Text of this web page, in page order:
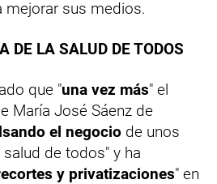
mejorar sus medios.
DE LA SALUD DE TODOS
que "una vez más" el
María José Sáenz de
el negocio de unos
de todos" y ha
y privatizaciones" en